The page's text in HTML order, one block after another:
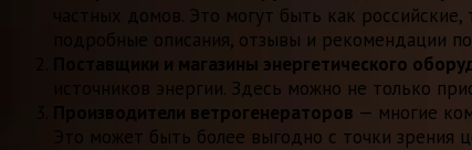
частных домов. Это могут быть как
подробные описания, отзывы и рекомендации
Поставщики и магазины энергетического
источников энергии. Здесь можно не только
Производители ветрогенераторов — многие
Это может быть более выгодно с точки зрения